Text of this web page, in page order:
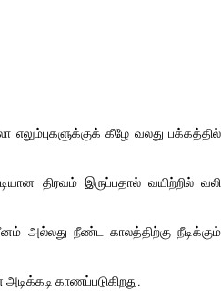
எலும்புகளுக்குக் கீழே வலது பக்கத்தில்
திரவம் இருப்பதால் வயிற்றில் வலி
அல்லது நீண்ட காலத்திற்கு நீடிக்கும்
காணப்படுகிறது.